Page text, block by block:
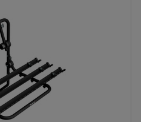
mit allen Karosseriearten